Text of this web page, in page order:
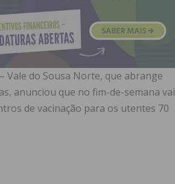
Vale do Sousa Norte, que abrange
anunciou que no fim-de-semana vai
de vacinação para os utentes 70